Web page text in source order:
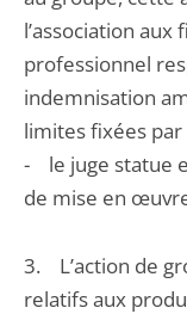
l’association aux
professionnel
indemnisation
limites fixées
- le juge statue
de mise en
3. L’action de
relatifs aux